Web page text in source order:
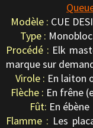
Modèle : CUE
Type :
Procédé : Elk
marque sur
Virole : En laiton
Flèche : En frêne
Fût: En ébène
Flamme : Les